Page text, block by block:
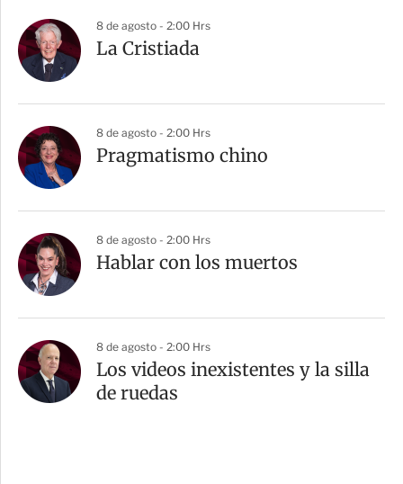
8 de agosto - 2:00 Hrs
La Cristiada
8 de agosto - 2:00 Hrs
Pragmatismo chino
8 de agosto - 2:00 Hrs
Hablar con los muertos
8 de agosto - 2:00 Hrs
Los videos inexistentes y la silla
de ruedas